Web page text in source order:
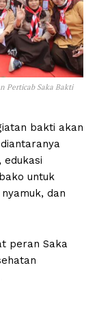
Perticab Saka Bakti
bakti akan
edukasi
untuk
dan
peran Saka